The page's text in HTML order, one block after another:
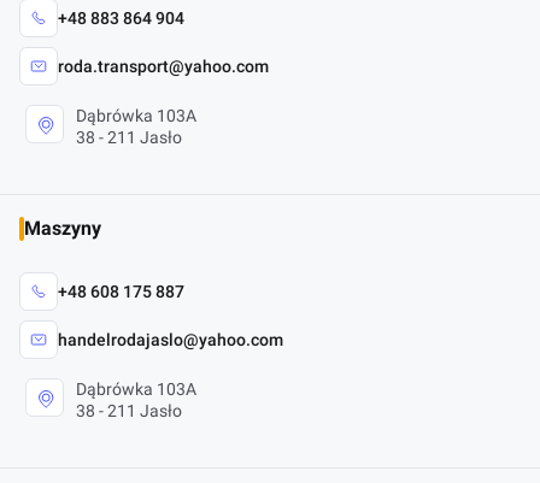
+48 883 864 904
roda.transport@yahoo.com
Dąbrówka 103A
38 - 211 Jasło
Maszyny
+48 608 175 887
handelrodajaslo@yahoo.com
Dąbrówka 103A
38 - 211 Jasło